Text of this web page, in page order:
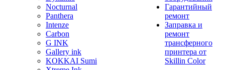
Nocturnal
Panthera
Intenze
Carbon
G INK
Gallery ink
KOKKAI Sumi
Гарантийный
ремонт
Заправка и
ремонт
трансферного
принтера от
Skillin Color